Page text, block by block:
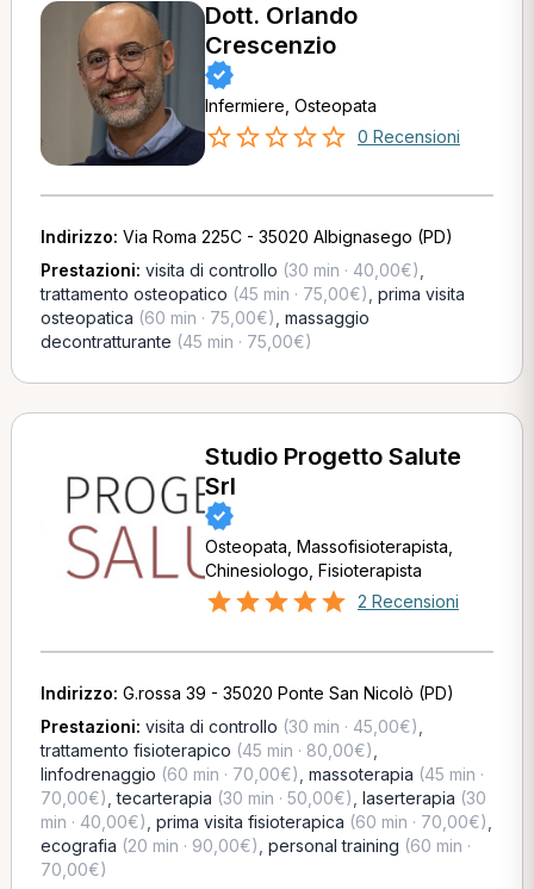
Dott. Orlando
Crescenzio
Infermiere, Osteopata
0 Recensioni
Indirizzo: Via Roma 225C - 35020 Albignasego (PD)
Prestazioni: visita di controllo (30 min · 40,00€)
trattamento osteopatico (45 min · 75,00€) prima visita
osteopatica (60 min · 75,00€) massaggio
decontratturante (45 min · 75,00€)
Studio Progetto Salute
Srl
Osteopata, Massofisioterapista,
Chinesiologo, Fisioterapista
2 Recensioni
Indirizzo: G.rossa 39 - 35020 Ponte San Nicolò (PD)
Prestazioni: visita di controllo (30 min · 45,00€)
trattamento fisioterapico (45 min · 80,00€)
linfodrenaggio (60 min · 70,00€) massoterapia (45 min ·
70,00€) ,tecarterapia (30 min · 50,00€) laserterapia (30
min · 40,00€) prima visita fisioterapica (60 min · 70,00€)
ecografia (20 min · 90,00€) personal training (60 min ·
70,00€)